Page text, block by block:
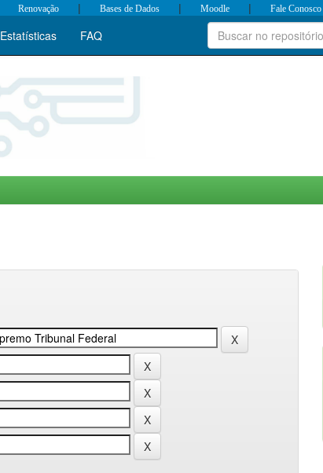
Renovação | Bases de Dados | Moodle | Fale Conosco
Estatísticas FAQ